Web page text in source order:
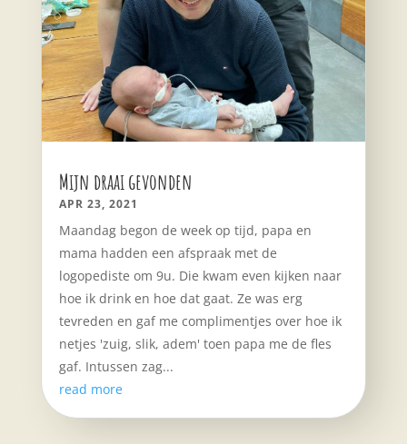
Mijn draai gevonden
APR 23, 2021
Maandag begon de week op tijd, papa en
mama hadden een afspraak met de
logopediste om 9u. Die kwam even kijken naar
hoe ik drink en hoe dat gaat. Ze was erg
tevreden en gaf me complimentjes over hoe ik
netjes 'zuig, slik, adem' toen papa me de fles
gaf. Intussen zag...
read more